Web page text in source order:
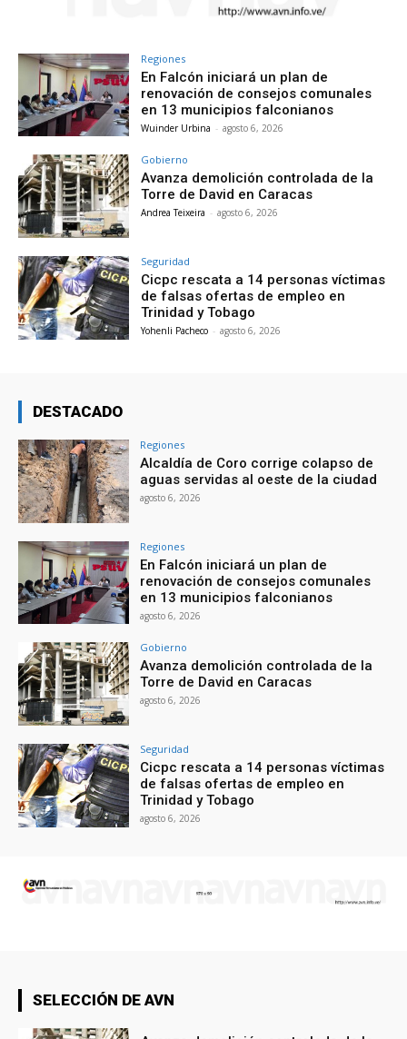
Regiones
En Falcón iniciará un plan de
renovación de consejos comunales
en 13 municipios falconianos
Wuinder Urbina - agosto 6, 2026
Gobierno
Avanza demolición controlada de la
Torre de David en Caracas
Andrea Teixeira - agosto 6, 2026
Seguridad
Cicpc rescata a 14 personas víctimas
de falsas ofertas de empleo en
Trinidad y Tobago
Yohenli Pacheco - agosto 6, 2026
DESTACADO
Regiones
Alcaldía de Coro corrige colapso de
aguas servidas al oeste de la ciudad
agosto 6, 2026
Regiones
En Falcón iniciará un plan de
renovación de consejos comunales
en 13 municipios falconianos
agosto 6, 2026
Gobierno
Avanza demolición controlada de la
Torre de David en Caracas
agosto 6, 2026
Seguridad
Cicpc rescata a 14 personas víctimas
de falsas ofertas de empleo en
Trinidad y Tobago
agosto 6, 2026
SELECCIÓN DE AVN